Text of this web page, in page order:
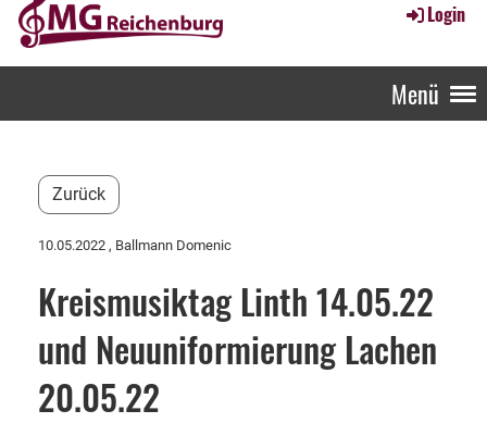
Login
Menü
Zurück
10.05.2022 , Ballmann Domenic
Kreismusiktag Linth 14.05.22
und Neuuniformierung Lachen
20.05.22